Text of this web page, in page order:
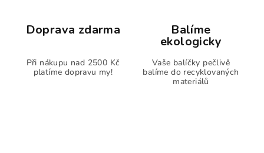
Doprava zdarma
Při nákupu nad 2500 Kč
platíme dopravu my!
Balíme
ekologicky
Vaše balíčky pečlivě
balíme do recyklovaných
materiálů